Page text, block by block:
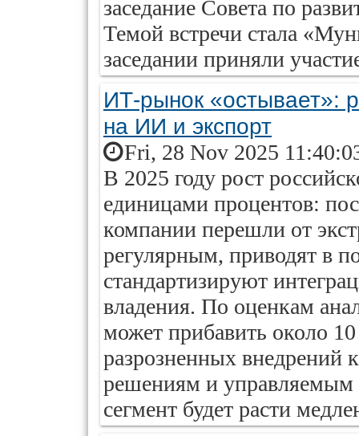
заседание Совета по
Темой встречи стала
заседании приняли
ИТ-рынок «остывает»:
на ИИ и экспорт
Fri, 28 Nov 2025
В 2025 году рост
единицами процентов:
компании перешли от
регулярным, приводят в
стандартизируют
владения. По оценкам
может прибавить около 10
разрозненных
решениям и управляемым
сегмент будет расти